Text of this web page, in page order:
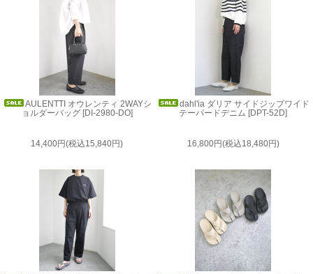
AULENTTI オウレンティ 2WAYシ
ョルダーバッグ [DI-2980-DO]
14,400円(税込15,840円)
dahl'ia ダリア サイドジップワイド
テーパードデニム [DPT-52D]
16,800円(税込18,480円)